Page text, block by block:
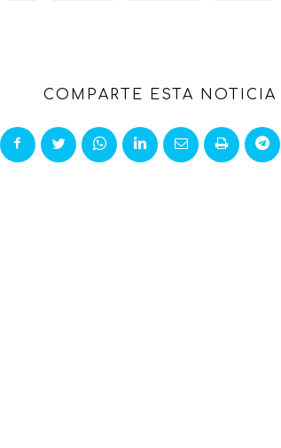
COMPARTE ESTA NOTICIA